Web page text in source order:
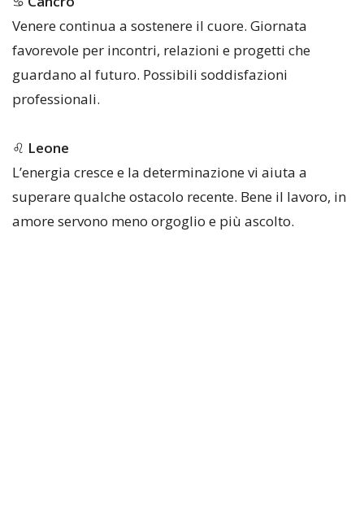
Venere continua a sostenere il cuore. Giornata
favorevole per incontri, relazioni e progetti che
guardano al futuro. Possibili soddisfazioni
professionali.
♌ Leone
L’energia cresce e la determinazione vi aiuta a
superare qualche ostacolo recente. Bene il lavoro, in
amore servono meno orgoglio e più ascolto.